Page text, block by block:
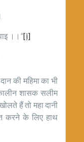
।।”[i]
की महिमा का भी
शासक सलीम
हैं तो महा दानी
करने के लिए हाथ